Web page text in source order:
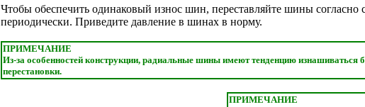
Чтобы обеспечить одинаковый износ шин, переставляйте шины согласно
периодически. Приведите давление в шинах в норму.
ПРИМЕЧАНИЕ
Из-за особенностей конструкции, радиальные шины имеют тенденцию изнашиваться
перестановки.
ПРИМЕЧАНИЕ